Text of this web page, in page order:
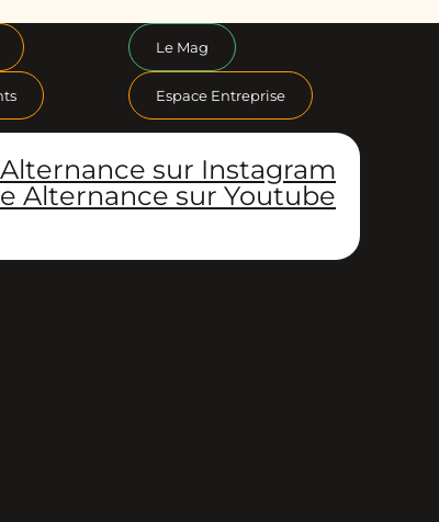
Le Mag
Espace Entreprise
sur Instagram
Alternance sur Youtube